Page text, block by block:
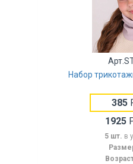
Набор
385
1925
5 шт. в